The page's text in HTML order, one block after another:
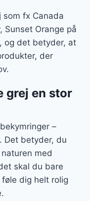
fx Canada
Sunset Orange på
og det betyder, at
der
grej en stor
–
Det betyder, du
med
skal du bare
dig helt rolig